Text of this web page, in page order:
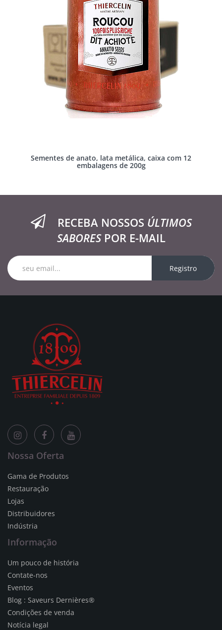
Sementes de anato, lata metálica, caixa com 12
embalagens de 200g
RECEBA NOSSOS ÚLTIMOS
SABORESPOR E-MAIL
Registro
Nossa Oferta
Gama de Produtos
Restauração
Lojas
Distribuidores
Indústria
Informação
Um pouco de história
Contate-nos
Eventos
Blog : Saveurs Dernières®
Condições de venda
Notícia legal